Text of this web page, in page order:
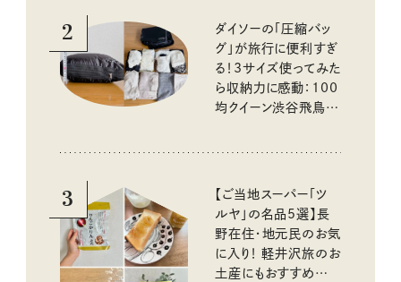
2
ダイソーの「圧縮バッ
グ」が旅行に便利すぎ
る！3サイズ使ってみた
ら収納力に感動：100
均クイーン渋谷飛鳥の
3
【ご当地スーパー「ツ
ルヤ」の名品5選】長
野在住・地元民のお気
に入り！ 軽井沢旅のお
土産にもおすすめのお